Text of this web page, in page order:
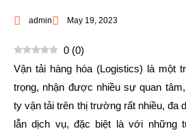
admin May 19, 2023
0 (0)
Vận tải hàng hóa (Logistics) là một
trọng, nhận được nhiều sự quan
ty vận tải trên thị trường rất nhiều, đa
lẫn dịch vụ, đặc biệt là với những